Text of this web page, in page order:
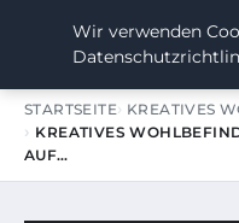
STARTSEITE KREATIVES
KREATIVES
AUF…
Wir verwenden